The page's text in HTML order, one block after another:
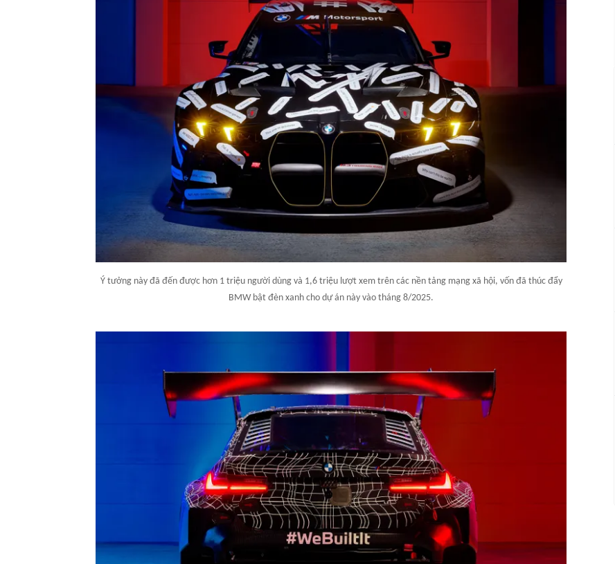
Ý tưởng này đã đến được hơn 1 triệu người dùng và 1,6 triệu lượt xem trên các nền tảng mạng xã hội, vốn đã thúc đẩy
BMW bật đèn xanh cho dự án này vào tháng 8/2025.